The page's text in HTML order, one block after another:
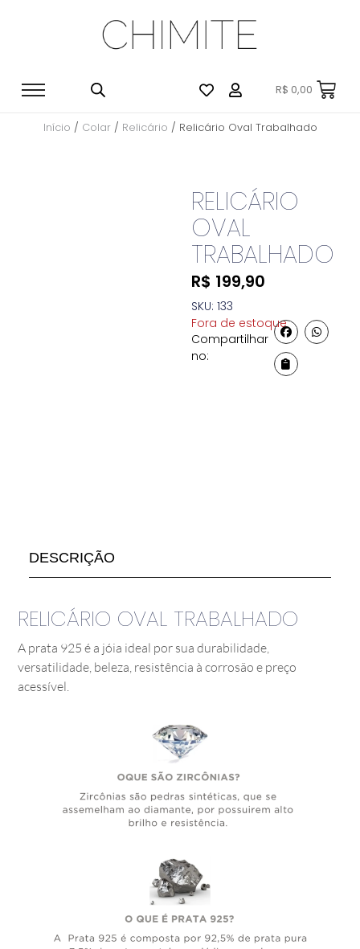
R$ 0,00
Início / Colar/ Relicário / Relicário Oval Trabalhado
RELICÁRIO
OVAL
TRABALHADO
R$ 199,90
SKU: 133
Fora de estoque
Compartilhar
no:
DESCRIÇÃO
RELICÁRIO OVAL TRABALHADO
A prata 925 é a jóia ideal por sua durabilidade,
versatilidade, beleza, resistência à corrosão e preço
acessível.